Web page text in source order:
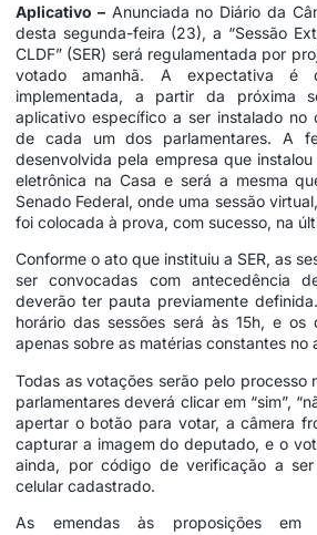
Aplicativo –Anunciada no Diário da
desta segunda-feira (23), a “Sessão
CLDF” (SER) será regulamentada por
votado amanhã. A expectativa é
implementada, a partir da próxima
aplicativo específico a ser instalado no
de cada um dos parlamentares. A
desenvolvida pela empresa que
eletrônica na Casa e será a mesma
Senado Federal, onde uma sessão
foi colocada à prova, com sucesso, na
Conforme o ato que instituiu a SER, as
ser convocadas com antecedência
deverão ter pauta previamente
horário das sessões será às 15h, e os
apenas sobre as matérias constantes no
Todas as votações serão pelo processo
parlamentares deverá clicar em “sim”,
apertar o botão para votar, a câmera
capturar a imagem do deputado, e o
ainda, por código de verificação a
celular cadastrado.
As emendas às proposições em